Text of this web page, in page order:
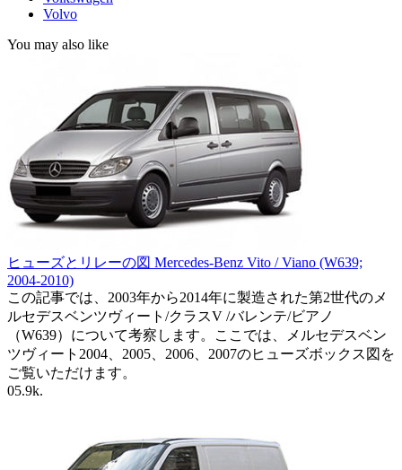
Volvo
You may also like
ヒューズとリレーの図 Mercedes-Benz Vito / Viano (W639;
2004-2010)
この記事では、2003年から2014年に製造された第2世代のメ
ルセデスベンツヴィート/クラスV /バレンテ/ビアノ
（W639）について考察します。ここでは、メルセデスベン
ツヴィート2004、2005、2006、2007のヒューズボックス図を
ご覧いただけます。
05.9k.